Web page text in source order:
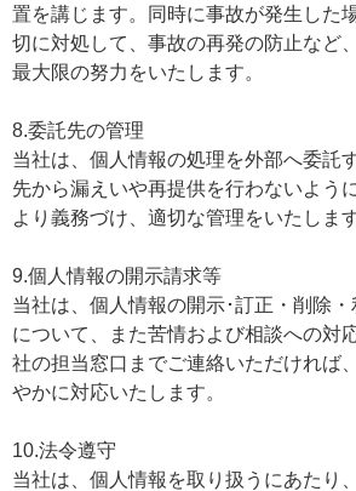
置を講じます。同時に事故が発生した
切に対処して、事故の再発の防止など
最大限の努力をいたします。
8.委託先の管理
当社は、個人情報の処理を外部へ委託
先から漏えいや再提供を行わないよう
より義務づけ、適切な管理をいたします
9.個人情報の開示請求等
当社は、個人情報の開示･訂正・削除
について、また苦情および相談への対
社の担当窓口までご連絡いただければ
やかに対応いたします。
10.法令遵守
当社は、個人情報を取り扱うにあたり